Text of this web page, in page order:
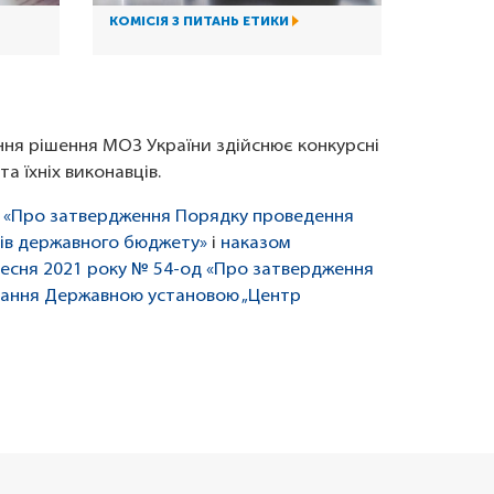
КОМІСІЯ З ПИТАНЬ ЕТИКИ
рішення МОЗ України здійснює конкурсні
їхніх виконавців.
«Про затвердження Порядку проведення
державного бюджету» і наказом
2021 року № 54-од «Про затвердження
Державною установою „Центр